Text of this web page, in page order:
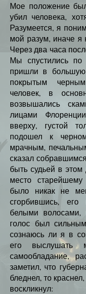
Мое положение
убил человека,
Разумеется, я
мой разум, иначе я
Через два часа
Мы спустились по
пришли в
покрытым
человек, в
возвышались
лицами
вверху, густой
подошел к
мрачным,
сказал
быть судьей в этом
место
было никак не
сгорбившись,
белыми
голос был
сознаюсь ли я в
его выслушать
самообладание,
заметил, что
бледнел, то
воскликнул: